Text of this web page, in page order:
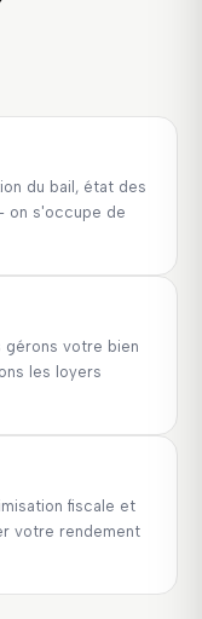
du bail, état des
on s'occupe de
gérons votre bien
les loyers
fiscale et
votre rendement